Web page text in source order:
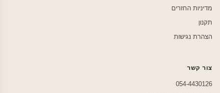
מדיניות החזרים
תקנון
הצהרת נגישות
צור קשר
054-4430126